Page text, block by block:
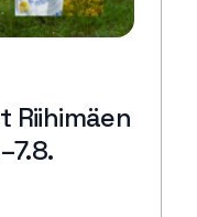
Riihimäen